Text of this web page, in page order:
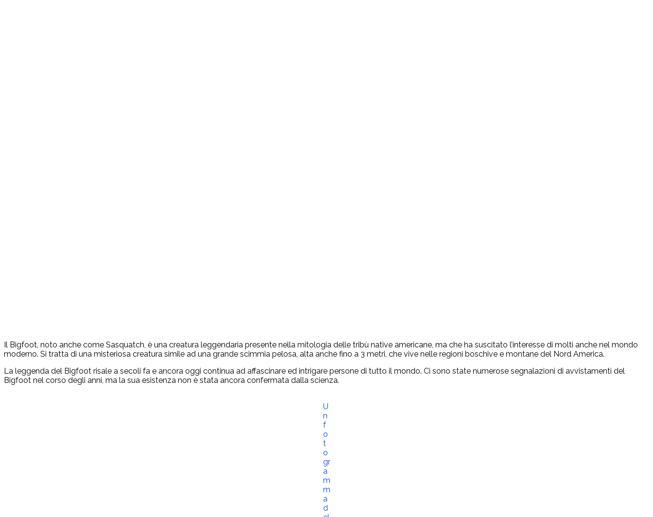
Il Bigfoot, noto anche come Sasquatch, è una creatura leggendaria presente nella mitologia delle tribù native americane, ma che ha suscitato l’interesse di molti anche nel mondo
moderno. Si tratta di una misteriosa creatura simile ad una grande scimmia pelosa, alta anche fino a 3 metri, che vive nelle regioni boschive e montane del Nord America.
La leggenda del Bigfoot risale a secoli fa e ancora oggi continua ad affascinare ed intrigare persone di tutto il mondo. Ci sono state numerose segnalazioni di avvistamenti del
Bigfoot nel corso degli anni, ma la sua esistenza non è stata ancora confermata dalla scienza.
U
n
f
o
t
o
gr
a
m
m
a
d